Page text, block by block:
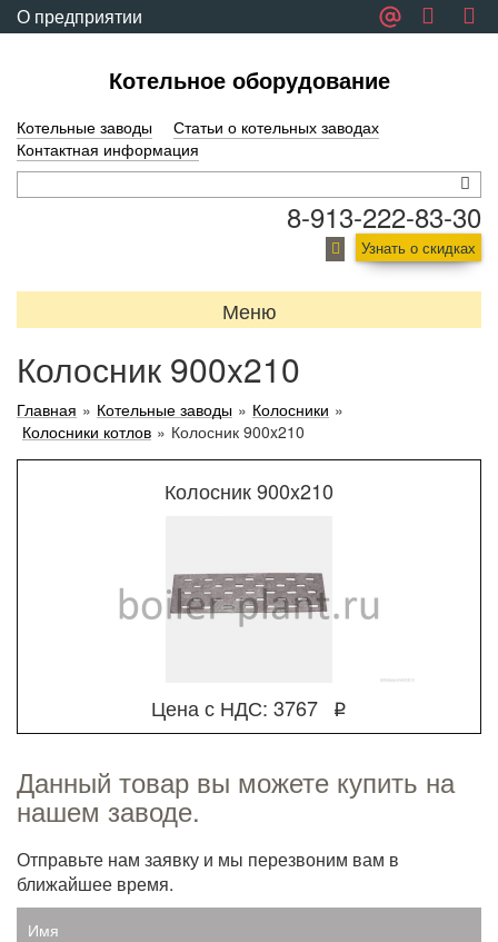
О предприятии
Котельное оборудование
Котельные заводы
Статьи о котельных заводах
Контактная информация
8-913-222-83-30
Узнать о скидках
Меню
Колосник 900x210
Главная » Котельные заводы » Колосники »
Колосники котлов » Колосник 900x210
Колосник 900x210
Цена с НДС: 3767 q
Данный товар вы можете купить на
нашем заводе.
Отправьте нам заявку и мы перезвоним вам в
ближайшее время.
Имя